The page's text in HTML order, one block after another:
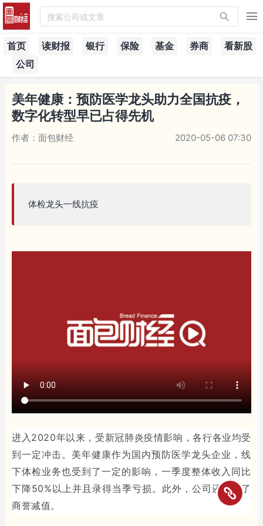
搜索公司或文章
首页 读财报 银行 保险 基金 券商
看新股
公司
美年健康：预防医学龙头助力全国抗疫，
数字化转型早已占得先机
作者：面包财经 2020-05-06 07:30
体检龙头一线抗疫
进入2020年以来，受新冠肺炎疫情影响，各行各业均受
到一定冲击。美年健康作为国内预防医学龙头企业，线
下体检业务也受到了一定的影响，一季度整体收入同比
下降50%以上并且录得当季亏损。此外，公司还计提了
商誉减值。